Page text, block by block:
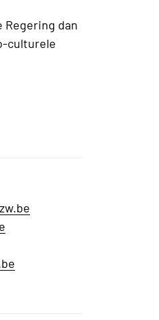
Regering dan
culturele